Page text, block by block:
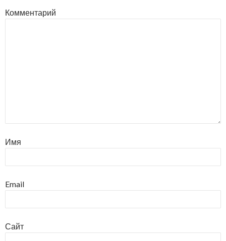
Комментарий
Имя
Email
Сайт